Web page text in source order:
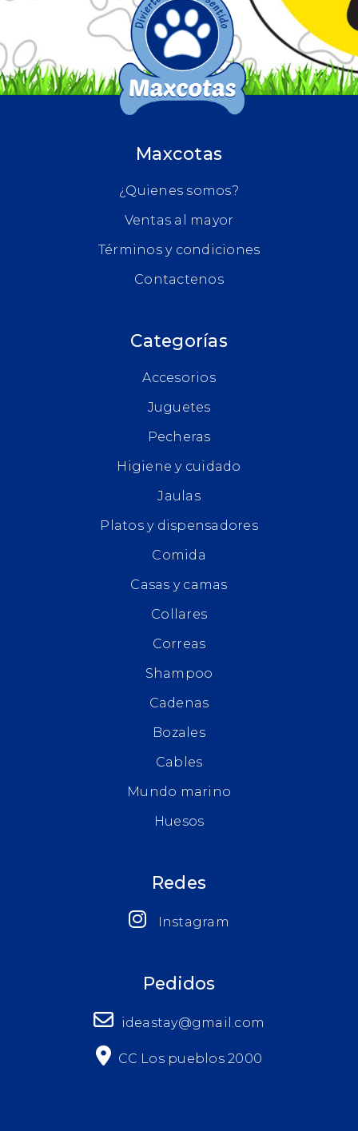
Maxcotas
¿Quienes somos?
Ventas al mayor
Términos y condiciones
Contactenos
Categorías
Accesorios
Juguetes
Pecheras
Higiene y cuidado
Jaulas
Platos y dispensadores
Comida
Casas y camas
Collares
Correas
Shampoo
Cadenas
Bozales
Cables
Mundo marino
Huesos
Redes
Instagram
Pedidos
ideastay@gmail.com
CC Los pueblos 2000